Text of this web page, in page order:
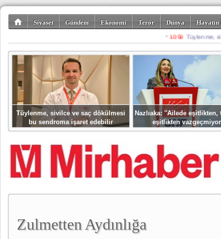
Siyaset Gündem Ekonomi Terör Dünya
Spor Misafir
Tüylenme, sivilce ve saç dökülmesi
bu sendroma işaret edebilir
Nazlıaka: ''Ailede eşitlikten,
eşitlikten
Zulmetten Aydınlığa